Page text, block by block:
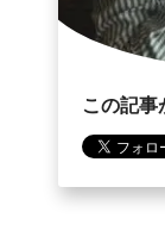
この記事